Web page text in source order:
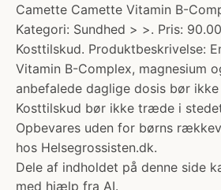
Camette Camette Vitamin B-
Kategori: Sundhed > >. Pris:
Kosttilskud. Produktbeskrivelse:
Vitamin B-Complex, magnesium
anbefalede daglige dosis bør
Kosttilskud bør ikke træde i
Opbevares uden for børns
hos Helsegrossisten.dk.
Dele af indholdet på denne side
med hjælp fra AI.